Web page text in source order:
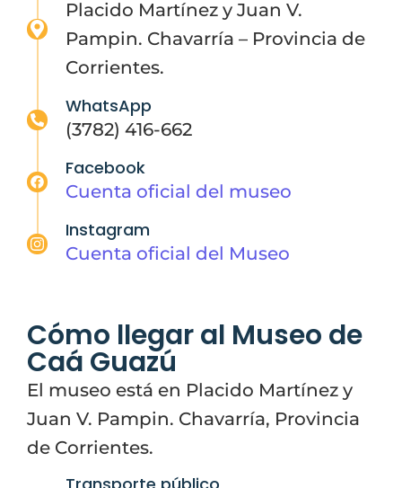
Placido Martínez y Juan V.
Pampin. Chavarría – Provincia de
Corrientes.
WhatsApp
(3782) 416-662
Facebook
Cuenta oficial del museo
Instagram
Cuenta oficial del Museo
Cómo llegar al Museo de
Caá Guazú
El museo está en Placido Martínez y
Juan V. Pampin. Chavarría, Provincia
de Corrientes.